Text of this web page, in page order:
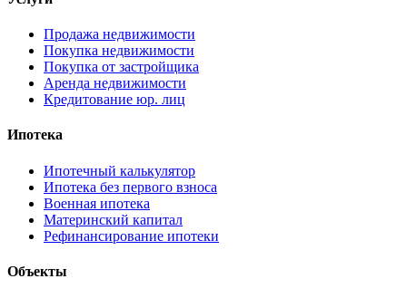
Продажа недвижимости
Покупка недвижимости
Покупка от застройщика
Аренда недвижимости
Кредитование юр. лиц
Ипотека
Ипотечный калькулятор
Ипотека без первого взноса
Военная ипотека
Материнский капитал
Рефинансирование ипотеки
Объекты